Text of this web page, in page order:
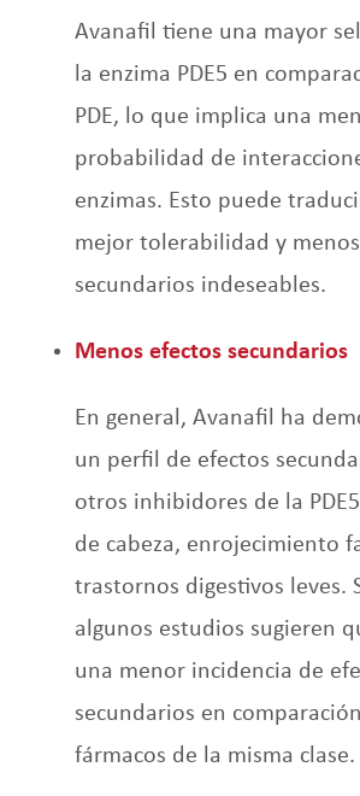
Avanafil tiene una mayor
la enzima PDE5 en
PDE, lo que implica una
probabilidad de
enzimas. Esto puede
mejor tolerabilidad y
secundarios indeseables.
Menos efectos secundarios
En general, Avanafil ha
un perfil de efectos
otros inhibidores de la
de cabeza, enrojecimiento
trastornos digestivos leves.
algunos estudios sugieren
una menor incidencia de
secundarios en
fármacos de la misma clase.